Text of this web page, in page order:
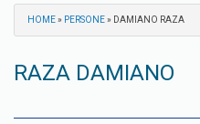
HOME» PERSONE» DAMIANO RAZA
RAZA DAMIANO